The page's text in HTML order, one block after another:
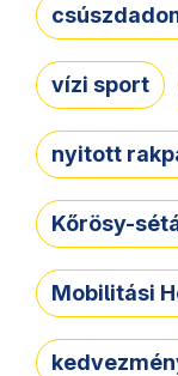
vízi sport
nyitott
Kőrösy-
Mobilitási